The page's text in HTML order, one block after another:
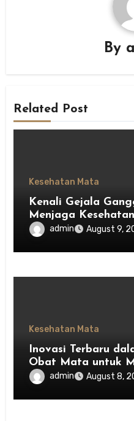
By
Related Post
Kesehatan Mata
Kenali Gejala
Menjaga
admin August 9,
Kesehatan Mata
Inovasi Terbaru
Obat Mata untuk
Mataadmin August 8,